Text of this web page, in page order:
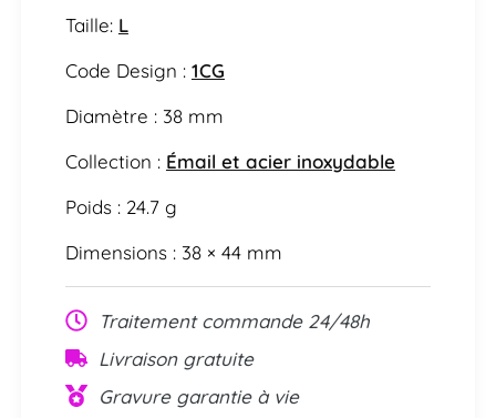
Taille: L
Code Design : 1CG
Diamètre : 38 mm
Collection : Émail et acier inoxydable
Poids : 24.7 g
Dimensions : 38 × 44 mm
Traitement commande 24/48h
Livraison gratuite
Gravure garantie à vie